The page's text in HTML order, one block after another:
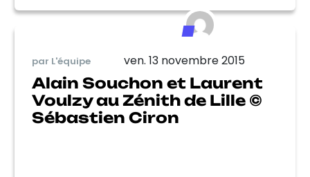
par L'équipe ven. 13 novembre 2015
Alain Souchon et Laurent
Voulzy au Zénith de Lille ©
Sébastien Ciron